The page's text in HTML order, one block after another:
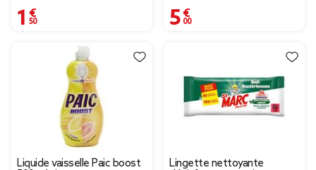
1,50 € 5,00 €
Liquide vaisselle Paic boost
Lingette nettoyante